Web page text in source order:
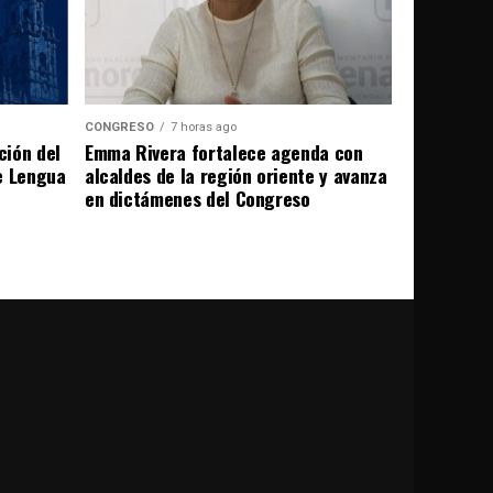
del
CONGRESO 7 horas ago
Emma Rivera fortalece agenda con
alcaldes de la región oriente y avanza
en dictámenes del Congreso